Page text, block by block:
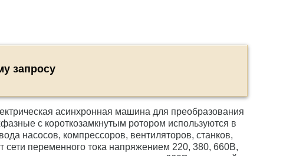
запросу
асинхронная машина для преобразования
с короткозамкнутым ротором используются в
насосов, компрессоров, вентиляторов, станков,
сети переменного тока напряжением 220, 380, 660В,